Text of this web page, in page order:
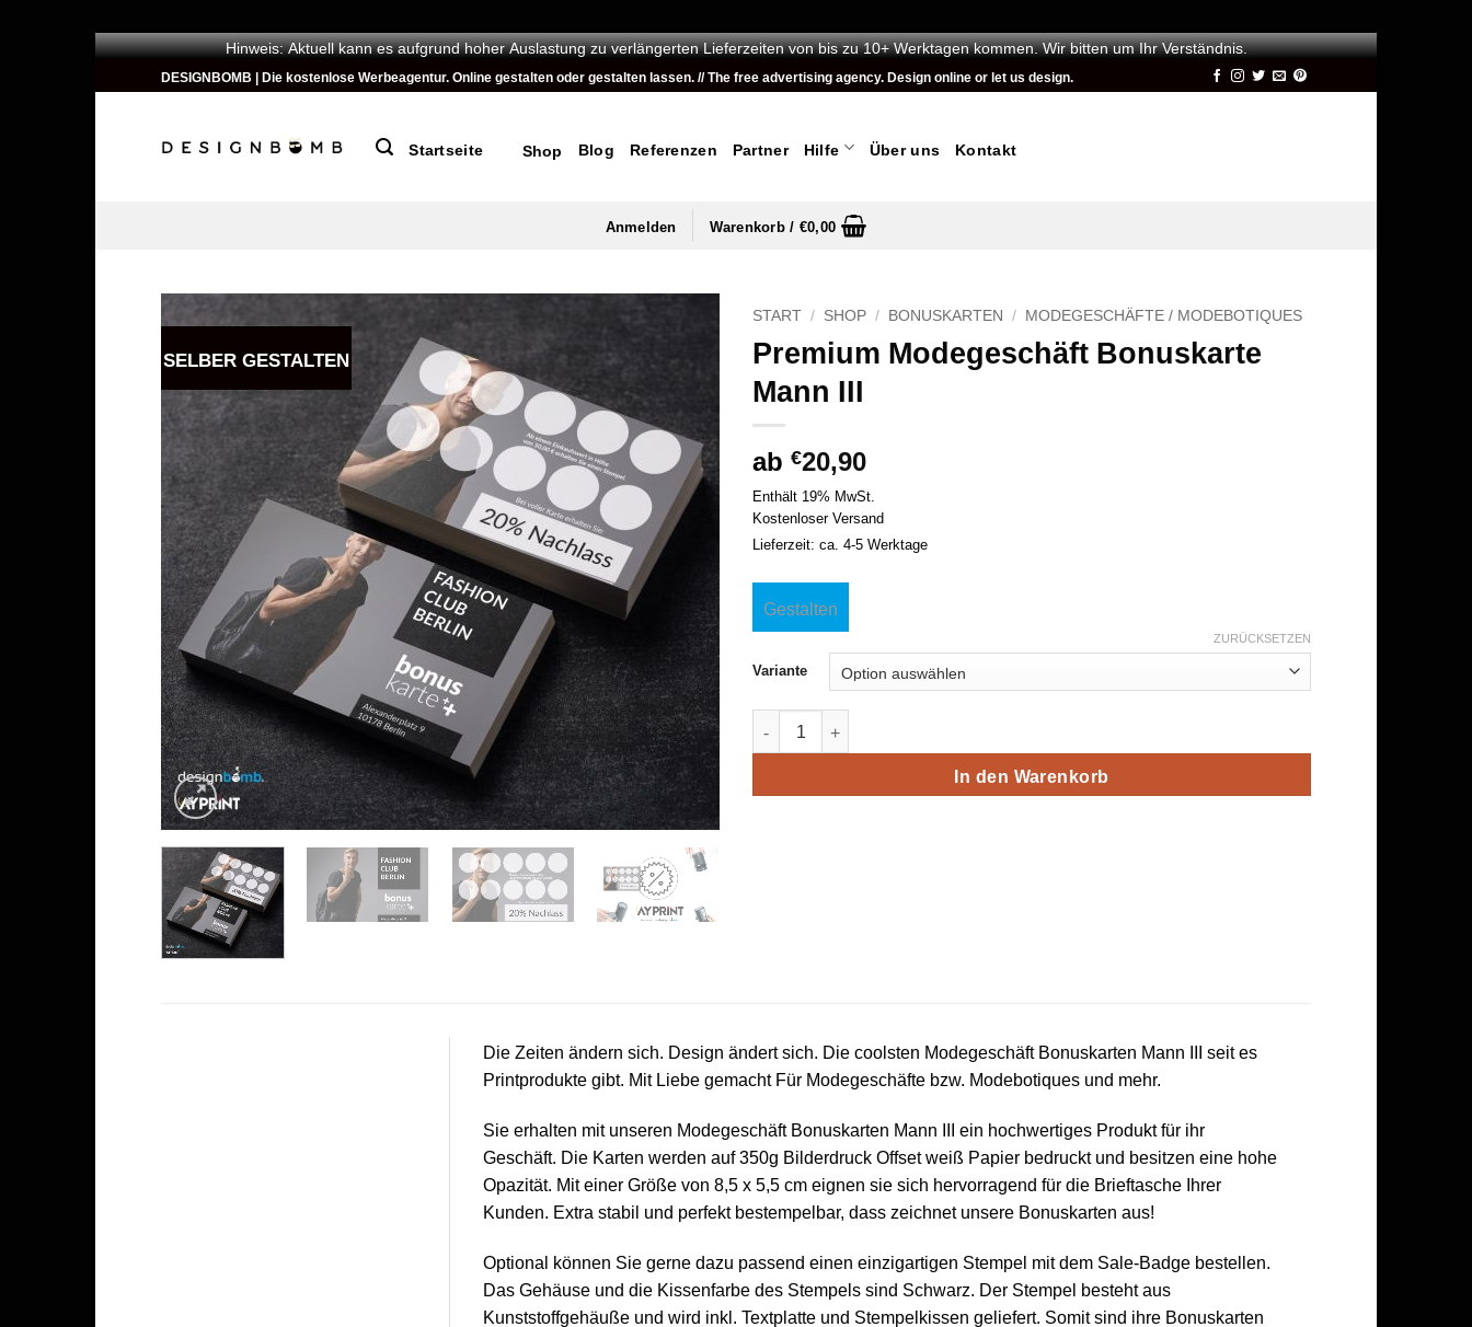
Hinweis: Aktuell kann es aufgrund hoher Auslastung zu verlängerten Lieferzeiten von bis zu 10+ Werktagen kommen. Wir bitten um Ihr Verständnis.
DESIGNBOMB | Die kostenlose Werbeagentur. Online gestalten oder gestalten lassen. // The free advertising agency. Design online or let us design.
Startseite Shop Blog Referenzen Partner Hilfe Über uns Kontakt
Anmelden Warenkorb / €0,00
SELBER GESTALTEN
START / SHOP / BONUSKARTEN / MODEGESCHÄFTE / MODEBOTIQUES
Premium Modegeschäft Bonuskarte
Mann III
ab €20,90
Enthält 19% MwSt.
Kostenloser Versand
Lieferzeit: ca. 4-5 Werktage
Gestalten
Variante
ZURÜCKSETZEN
In den Warenkorb
Die Zeiten ändern sich. Design ändert sich. Die coolsten Modegeschäft Bonuskarten Mann III seit es
Printprodukte gibt. Mit Liebe gemacht Für Modegeschäfte bzw. Modebotiques und mehr.
Sie erhalten mit unseren Modegeschäft Bonuskarten Mann III ein hochwertiges Produkt für ihr
Geschäft. Die Karten werden auf 350g Bilderdruck Offset weiß Papier bedruckt und besitzen eine hohe
Opazität. Mit einer Größe von 8,5 x 5,5 cm eignen sie sich hervorragend für die Brieftasche Ihrer
Kunden. Extra stabil und perfekt bestempelbar, dass zeichnet unsere Bonuskarten aus!
Optional können Sie gerne dazu passend einen einzigartigen Stempel mit dem Sale-Badge bestellen.
Das Gehäuse und die Kissenfarbe des Stempels sind Schwarz. Der Stempel besteht aus
Kunststoffgehäuße und wird inkl. Textplatte und Stempelkissen geliefert. Somit sind ihre Bonuskarten